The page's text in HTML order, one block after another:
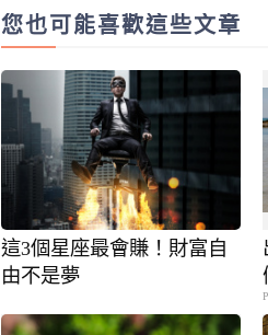
您也可能喜歡這些文章
這3個星座最會賺！財富自
由不是夢